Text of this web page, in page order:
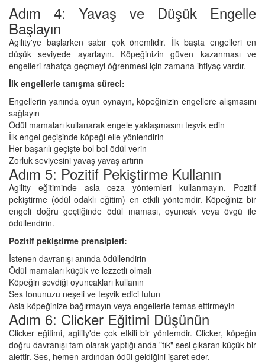
Adım 4: Yavaş ve Düşük Engelle
Başlayın
Agility'ye başlarken sabır çok önemlidir. İlk başta engelleri en
düşük seviyede ayarlayın. Köpeğinizin güven kazanması ve
engelleri rahatça geçmeyi öğrenmesi için zamana ihtiyaç vardır.
İlk engellerle tanışma süreci:
Engellerin yanında oyun oynayın, köpeğinizin engellere alışmasını
sağlayın
Ödül mamaları kullanarak engele yaklaşmasını teşvik edin
İlk engel geçişinde köpeği elle yönlendirin
Her başarılı geçişte bol bol ödül verin
Zorluk seviyesini yavaş yavaş artırın
Adım 5: Pozitif Pekiştirme Kullanın
Agility eğitiminde asla ceza yöntemleri kullanmayın. Pozitif
pekiştirme (ödül odaklı eğitim) en etkili yöntemdir. Köpeğiniz bir
engeli doğru geçtiğinde ödül maması, oyuncak veya övgü ile
ödüllendirin.
Pozitif pekiştirme prensipleri:
İstenen davranışı anında ödüllendirin
Ödül mamaları küçük ve lezzetli olmalı
Köpeğin sevdiği oyuncakları kullanın
Ses tonunuzu neşeli ve teşvik edici tutun
Asla köpeğinize bağırmayın veya engellerle temas ettirmeyin
Adım 6: Clicker Eğitimi Düşünün
Clicker eğitimi, agility'de çok etkili bir yöntemdir. Clicker, köpeğin
doğru davranışı tam olarak yaptığı anda "tık" sesi çıkaran küçük bir
alettir. Ses, hemen ardından ödül geldiğini işaret eder.